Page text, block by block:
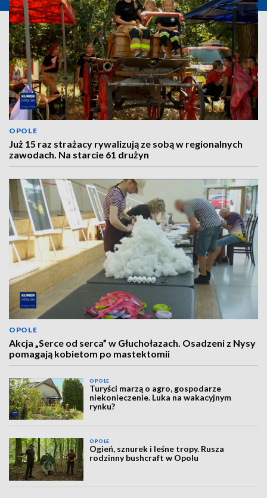
OPOLE
Już 15 raz strażacy rywalizują ze sobą w regionalnych
zawodach. Na starcie 61 drużyn
OPOLE
Akcja „Serce od serca” w Głuchołazach. Osadzeni z Nysy
pomagają kobietom po mastektomii
OPOLE
Turyści marzą o agro, gospodarze
niekonieczenie. Luka na wakacyjnym
rynku?
OPOLE
Ogień, sznurek i leśne tropy. Rusza
rodzinny bushcraft w Opolu